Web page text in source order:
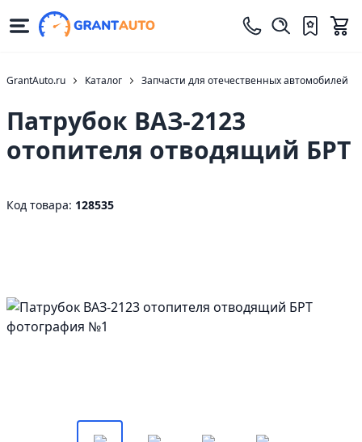
GrantAuto.ru Каталог Запчасти для отечественных автомобилей
Патрубок ВАЗ-2123
отопителя отводящий БРТ
Код товара: 128535